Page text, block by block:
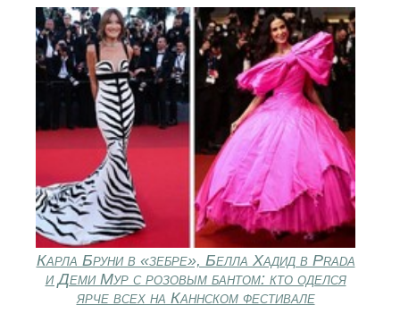
Карла Бруни в «зебре», Белла Хадид в Prada
и Деми Мур с розовым бантом: кто оделся
ярче всех на Каннском фестивале